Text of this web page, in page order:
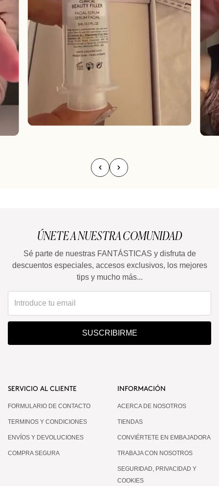
ÚNETE A NUESTRA COMUNIDAD
Sé parte de nuestras FANTÁSTICAS y disfruta de
descuentos especiales, accesos exclusivos, los mejores
tips y mucho más...
SUSCRIBIRME
SERVICIO AL CLIENTE
FORMULARIO DE CONTACTO
TERMINOS Y CONDICIONES
ENVÍOS Y DEVOLUCIONES
COMPRA SEGURA
INFORMACIÓN
ACERCA DE NOSOTROS
TIENDAS
CONVIÉRTETE EN EMBAJADORA
TRABAJA CON NOSOTROS
SEGURIDAD, PRIVACIDAD Y
COOKIES